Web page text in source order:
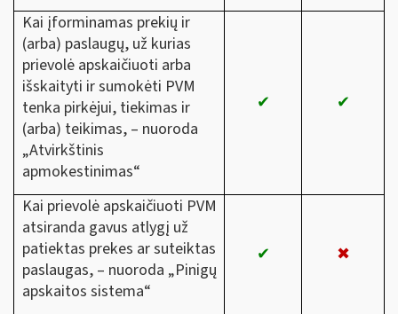
Kai įforminamas prekių ir
(arba) paslaugų, už kurias
prievolė apskaičiuoti arba
išskaityti ir sumokėti PVM
tenka pirkėjui, tiekimas ir
(arba) teikimas, – nuoroda
„Atvirkštinis
apmokestinimas“
✔ ✔
Kai prievolė apskaičiuoti PVM
atsiranda gavus atlygį už
patiektas prekes ar suteiktas
paslaugas, – nuoroda „Pinigų
apskaitos sistema“
✔ ✖